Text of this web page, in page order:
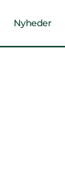
Nyheder